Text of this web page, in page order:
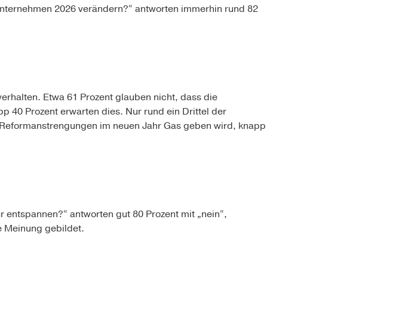
2026 verändern?“ antworten immerhin rund 82
Etwa 61 Prozent glauben nicht, dass die
40 Prozent erwarten dies. Nur rund ein Drittel der
im neuen Jahr Gas geben wird, knapp
antworten gut 80 Prozent mit „nein“,
Meinung gebildet.